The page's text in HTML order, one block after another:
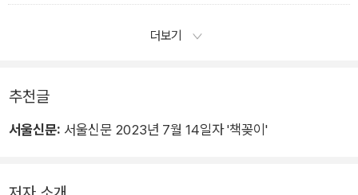
대부분의 그는 없는데 일부의 그가 드러난다 그는 확신하지 않았
언제 돌아갈 거냐고 묻는 사람을 만나게 될 것이다
더보기
추천글
서울신문: 서울신문 2023년 7월 14일자 '책꽂이'